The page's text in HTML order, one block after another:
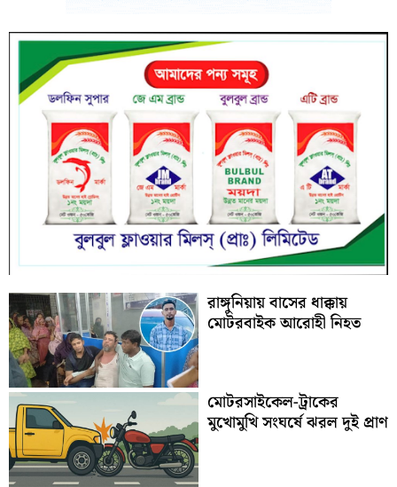
রাঙ্গুনিয়ায় বাসের ধাক্কায়
মোটরবাইক আরোহী নিহত
মোটরসাইকেল-ট্রাকের
মুখোমুখি সংঘর্ষে ঝরল দুই প্রাণ